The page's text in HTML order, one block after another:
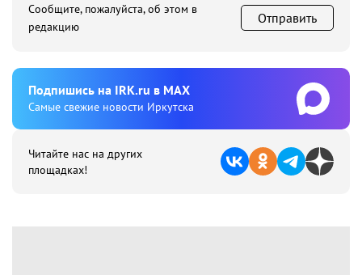
Сообщите, пожалуйста, об этом в
редакцию
Отправить
Подпишиcь на IRK.ru в MAX
Cамые свежие новости Иркутска
Читайте нас на других
площадках!